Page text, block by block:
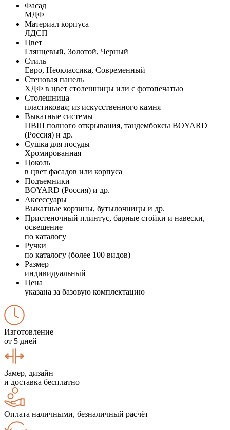
Фасад
МДФ
Материал корпуса
ЛДСП
Цвет
Глянцевый, Золотой, Черный
Стиль
Евро, Неоклассика, Современный
Стеновая панель
ХДФ в цвет столешницы или с фотопечатью
Столешница
пластиковая; из искусственного камня
Выкатные системы
ПВШ полного открывания, тандембоксы BOYARD
(Россия) и др.
Сушка для посуды
Хромированная
Цоколь
в цвет фасадов или корпуса
Подъемники
BOYARD (Россия) и др.
Аксессуары
Выкатные корзины, бутылочницы и др.
Пристеночный плинтус, барные стойки и навески,
освещение
по каталогу
Ручки
по каталогу (более 100 видов)
Размер
индивидуальный
Цена
указана за базовую комплектацию
Изготовление
от 5 дней
Замер, дизайн
и доставка бесплатно
Оплата наличными, безналичный расчёт